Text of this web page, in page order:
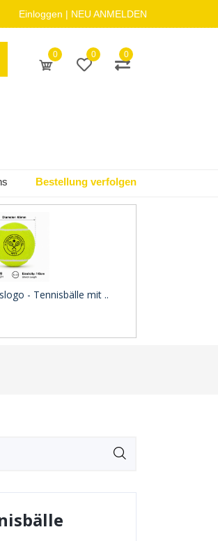
Einloggen | NEU ANMELDEN
0 0 0
Bestellung verfolgen
- Tennisbälle mit ..